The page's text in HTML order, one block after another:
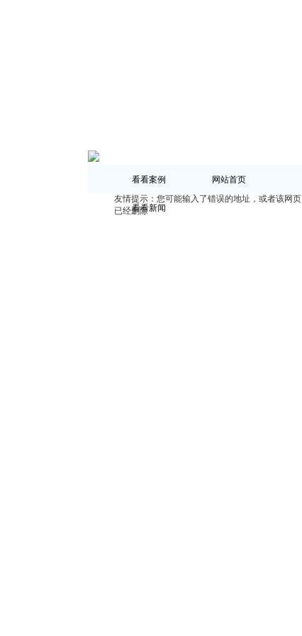
看看案例 网站首页
看看新闻
友情提示：您可能输入了错误的地址，或者该网页
已经删除